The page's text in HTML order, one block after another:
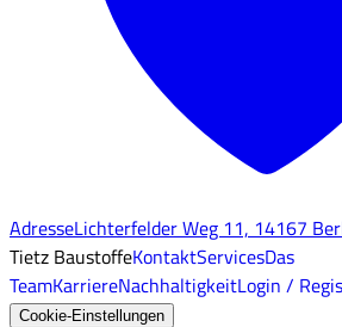
AdresseLichterfelder Weg 11, 14167
Tietz BaustoffeKontaktServicesDas
TeamKarriereNachhaltigkeitLogin /
Cookie-Einstellungen